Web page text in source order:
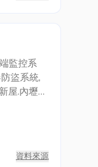
監控系
盜系統,
屋.內壢.
資料來源